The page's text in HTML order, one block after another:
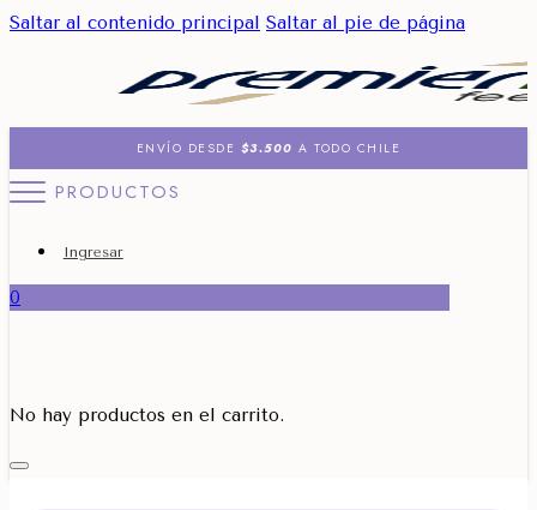
Saltar al contenido principal Saltar al pie de página
ENVÍO DESDE $3.500 A TODO CHILE
PRODUCTOS
Ingresar
0
No hay productos en el carrito.